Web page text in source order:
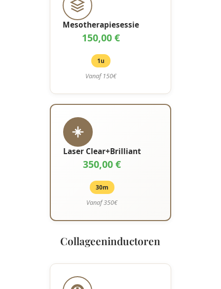
Mesotherapiesessie
150,00 €
1u
Vanaf 150€
Laser Clear+Brilliant
350,00 €
30m
Vanaf 350€
Collageeninductoren